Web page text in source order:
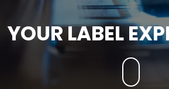
YOUR LABEL